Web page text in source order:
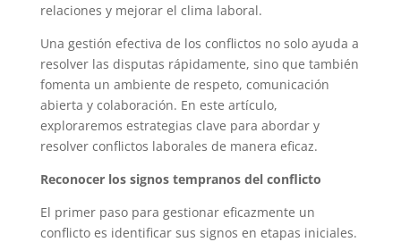
relaciones y mejorar el clima laboral.
Una gestión efectiva de los conflictos no solo ayuda a
resolver las disputas rápidamente, sino que también
fomenta un ambiente de respeto, comunicación
abierta y colaboración. En este artículo,
exploraremos estrategias clave para abordar y
resolver conflictos laborales de manera eficaz.
Reconocer los signos tempranos del conflicto
El primer paso para gestionar eficazmente un
conflicto es identificar sus signos en etapas iniciales.